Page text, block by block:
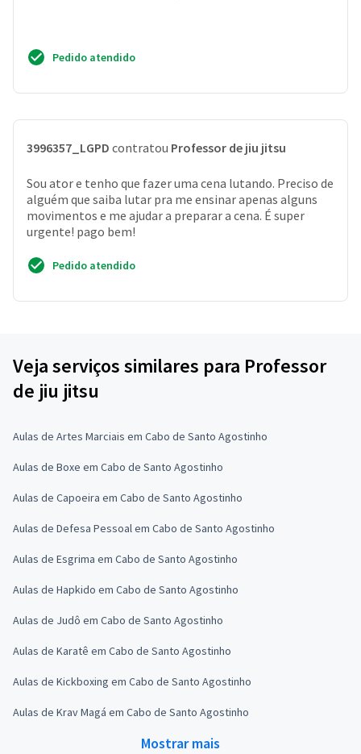
Pedido atendido
3996357_LGPD contratou Professor de jiu jitsu
Sou ator e tenho que fazer uma cena lutando. Preciso de
alguém que saiba lutar pra me ensinar apenas alguns
movimentos e me ajudar a preparar a cena. É super
urgente! pago bem!
Pedido atendido
Veja serviços similares para Professor
de jiu jitsu
Aulas de Artes Marciais em Cabo de Santo Agostinho
Aulas de Boxe em Cabo de Santo Agostinho
Aulas de Capoeira em Cabo de Santo Agostinho
Aulas de Defesa Pessoal em Cabo de Santo Agostinho
Aulas de Esgrima em Cabo de Santo Agostinho
Aulas de Hapkido em Cabo de Santo Agostinho
Aulas de Judô em Cabo de Santo Agostinho
Aulas de Karatê em Cabo de Santo Agostinho
Aulas de Kickboxing em Cabo de Santo Agostinho
Aulas de Krav Magá em Cabo de Santo Agostinho
Mostrar mais